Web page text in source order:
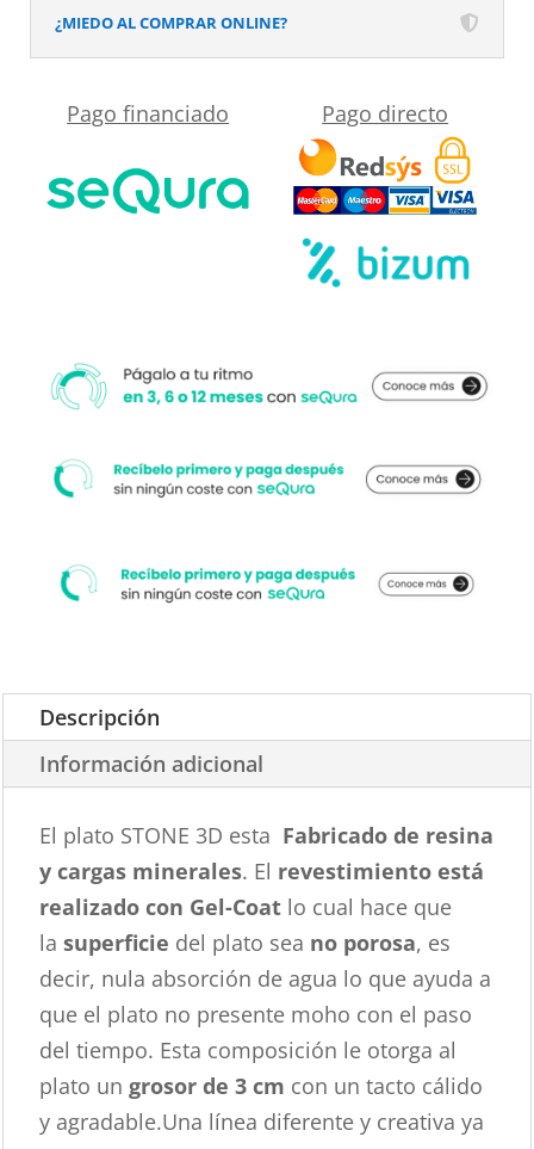
desplegable
cercano
su
textura
pizarra
Antideslizante
3D
¿MIEDO AL COMPRAR ONLINE?
Pago financiado Pago directo
Descripción
Información adicional
El plato STONE 3D esta Fabricado de resina
y cargas minerales. El revestimiento está
realizado con Gel-Coat lo cual hace que
lasuperficie del plato sea no porosa, es
decir, nula absorción de agua lo que ayuda a
que el plato no presente moho con el paso
del tiempo. Esta composición le otorga al
plato un grosor de 3 cm con un tacto cálido
y agradable.Una línea diferente y creativa ya